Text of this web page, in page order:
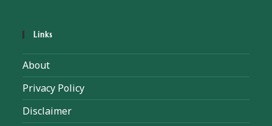
Links
About
Privacy Policy
Disclaimer